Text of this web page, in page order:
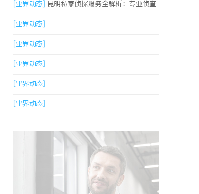
[业界动态] 昆明私家侦探服务全解析：专业侦查
助您解决疑难问题
[业界动态]
[业界动态]
[业界动态]
[业界动态]
[业界动态]